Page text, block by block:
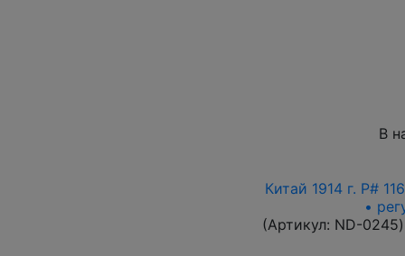
В
Китай 1914 г. P#
•
(Артикул: ND-0245)